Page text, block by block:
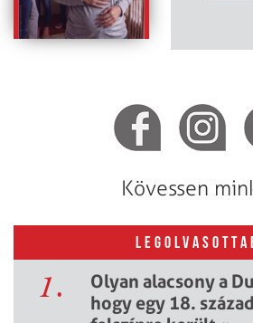
Kövessen
1.
Olyan alacsony a
hogy egy 18.